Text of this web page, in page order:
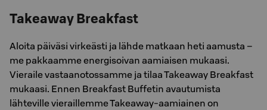
Takeaway Breakfast
Aloita päiväsi virkeästi ja lähde matkaan heti aamusta –
me pakkaamme energisoivan aamiaisen mukaasi.
Vieraile vastaanotossamme ja tilaa Takeaway Breakfast
mukaasi. Ennen Breakfast Buffetin avautumista
lähteville vieraillemme Takeaway-aamiainen on